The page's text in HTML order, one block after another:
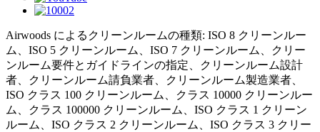
Airwoods によるクリーンルームの種類: ISO 8 クリーンルー
ム、ISO 5 クリーンルーム、ISO 7 クリーンルーム、クリー
ンルーム要件とガイドラインの指定、クリーンルーム設計
者、クリーンルーム請負業者、クリーンルーム製造業者、
ISO クラス 100 クリーンルーム、クラス 10000 クリーンルー
ム、クラス 100000 クリーンルーム、ISO クラス 1 クリーン
ルーム、ISO クラス 2 クリーンルーム、ISO クラス 3 クリー